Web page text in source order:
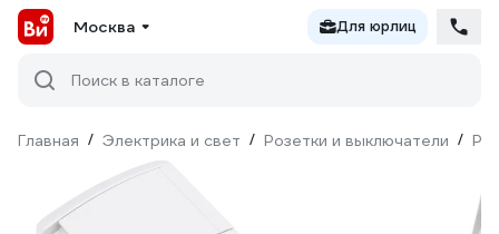
Москва Для юрлиц
Поиск в каталоге
Главная / Электрика и свет / Розетки и выключатели /